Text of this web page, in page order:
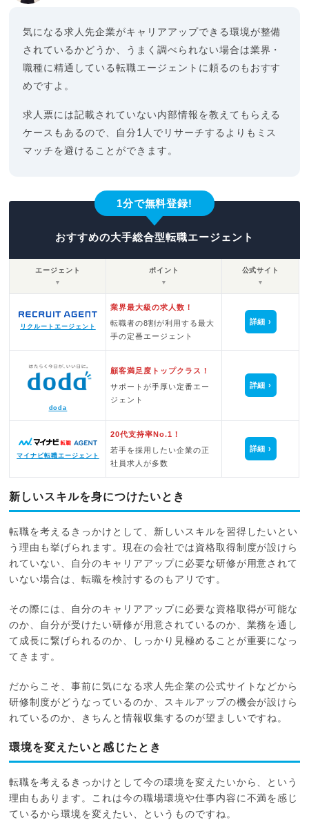
気になる求人先企業がキャリアアップできる環境が整備
されているかどうか、うまく調べられない場合は業界・
職種に精通している転職エージェントに頼るのもおすす
めですよ。
求人票には記載されていない内部情報を教えてもらえる
ケースもあるので、自分1人でリサーチするよりもミス
マッチを避けることができます。
1分で無料登録!
おすすめの大手総合型転職エージェント
エージェント
▼
ポイント
▼
公式サイト
▼
リクルートエージェント
業界最大級の求人数！
転職者の8割が利用する最大
手の定番エージェント
詳細
doda
顧客満足度トップクラス！
サポートが手厚い定番エー
ジェント
詳細
マイナビ転職エージェント
20代支持率No.1！
若手を採用したい企業の正
社員求人が多数
詳細
新しいスキルを身につけたいとき
転職を考えるきっかけとして、新しいスキルを習得したいとい
う理由も挙げられます。現在の会社では資格取得制度が設けら
れていない、自分のキャリアアップに必要な研修が用意されて
いない場合は、転職を検討するのもアリです。
その際には、自分のキャリアアップに必要な資格取得が可能な
のか、自分が受けたい研修が用意されているのか、業務を通し
て成長に繋げられるのか、しっかり見極めることが重要になっ
てきます。
だからこそ、事前に気になる求人先企業の公式サイトなどから
研修制度がどうなっているのか、スキルアップの機会が設けら
れているのか、きちんと情報収集するのが望ましいですね。
環境を変えたいと感じたとき
転職を考えるきっかけとして今の環境を変えたいから、という
理由もあります。これは今の職場環境や仕事内容に不満を感じ
ているから環境を変えたい、というものですね。